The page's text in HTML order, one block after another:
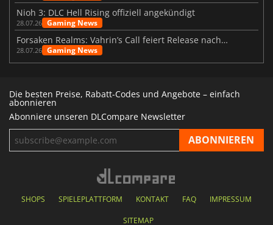
Nioh 3: DLC Hell Rising offiziell angekündigt
28.07.26 Gaming News
Forsaken Realms: Vahrin’s Call feiert Release nach 10 Jahren
28.07.26 Gaming News
Die besten Preise, Rabatt-Codes und Angebote – einfach
abonnieren
Abonniere unseren DLCompare Newsletter
SHOPS SPIELEPLATTFORM KONTAKT FAQ IMPRESSUM
SITEMAP